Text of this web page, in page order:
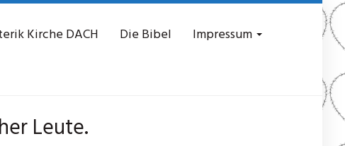
Kirche DACH Die Bibel Impressum
Leute.